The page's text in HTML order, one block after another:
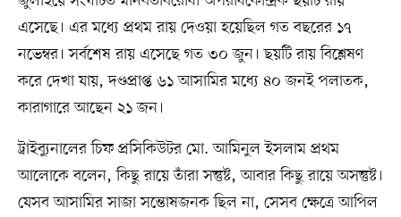
এসেছে। এর মধ্যে প্রথম রায় দেওয়া হয়েছিল গত বছরের ১৭
নভেম্বর। সর্বশেষ রায় এসেছে গত ৩০ জুন। ছয়টি রায় বিশ্লেষণ
করে দেখা যায়, দণ্ডপ্রাপ্ত ৬১ আসামির মধ্যে ৪০ জনই পলাতক,
কারাগারে আছেন ২১ জন।
ট্রাইব্যুনালের চিফ প্রসিকিউটর মো. আমিনুল ইসলাম প্রথম
আলোকে বলেন, কিছু রায়ে তাঁরা সন্তুষ্ট, আবার কিছু রায়ে অসন্তুষ্ট।
যেসব আসামির সাজা সন্তোষজনক ছিল না, সেসব ক্ষেত্রে আপিল